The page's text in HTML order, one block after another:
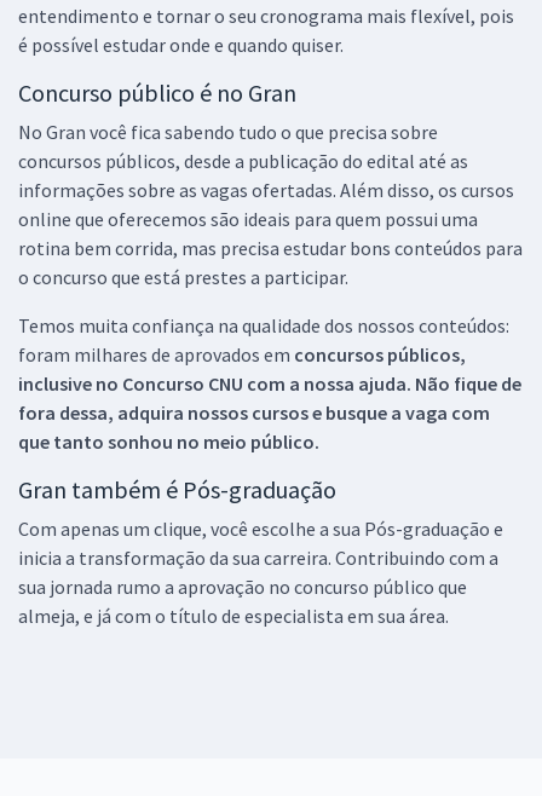
entendimento e tornar o seu cronograma mais flexível, pois
é possível estudar onde e quando quiser.
Concurso público é no Gran
No Gran você fica sabendo tudo o que precisa sobre
concursos públicos, desde a publicação do edital até as
informações sobre as vagas ofertadas. Além disso, os cursos
online que oferecemos são ideais para quem possui uma
rotina bem corrida, mas precisa estudar bons conteúdos para
o concurso que está prestes a participar.
Temos muita confiança na qualidade dos nossos conteúdos:
foram milhares de aprovados em concursos públicos,
inclusive no Concurso CNU com a nossa ajuda. Não fique de
fora dessa, adquira nossos cursos e busque a vaga com
que tanto sonhou no meio público.
Gran também é Pós-graduação
Com apenas um clique, você escolhe a sua Pós-graduação e
inicia a transformação da sua carreira. Contribuindo com a
sua jornada rumo a aprovação no concurso público que
almeja, e já com o título de especialista em sua área.